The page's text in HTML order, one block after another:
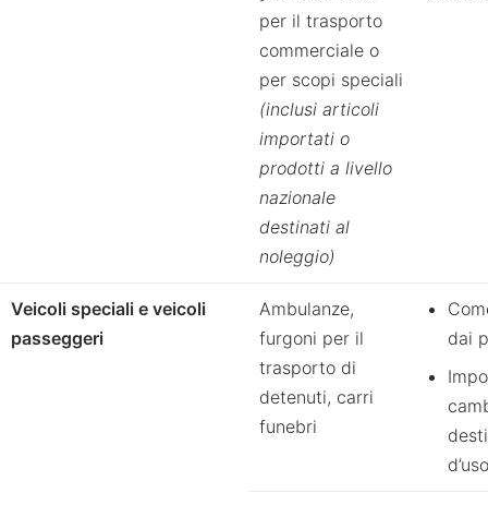
per il trasporto
commerciale o
per scopi speciali
(inclusi articoli
importati o
prodotti a livello
nazionale
destinati al
noleggio)
Veicoli speciali e veicoli
passeggeri
Ambulanze,
furgoni per il
trasporto di
detenuti, carri
funebri
dai
d’uso